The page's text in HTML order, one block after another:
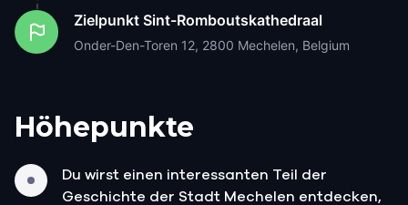
Zielpunkt Sint-Romboutskathedraal
Onder-Den-Toren 12, 2800 Mechelen, Belgium
Höhepunkte
Du wirst einen interessanten Teil der
Geschichte der Stadt Mechelen entdecken,